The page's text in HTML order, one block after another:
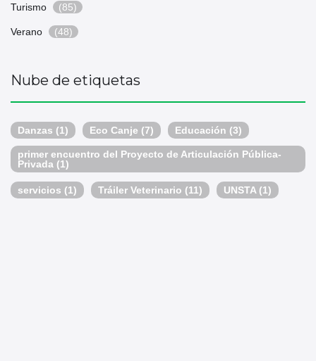
Turismo (85)
Verano (48)
Nube de etiquetas
Danzas (1) Eco Canje (7) Educación (3)
primer encuentro del Proyecto de Articulación Pública-
Privada (1)
servicios (1) Tráiler Veterinario (11) UNSTA (1)